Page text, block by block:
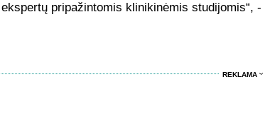
pripažintomis klinikinėmis studijomis“, -
REKLAMA